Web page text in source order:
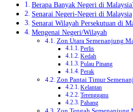
Berapa Banyak Negeri di
Senarai Negeri-Negeri di Malaysia
Senarai Wilayah Persekutuan di
Mengenai Negeri/Wilayah
Zon Utara Semenanjung
Perlis
Kedah
Pulau Pinang
Perak
Zon Pantai Timur
Kelantan
Terengganu
Pahang